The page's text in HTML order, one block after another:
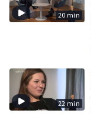
20 min
22 min